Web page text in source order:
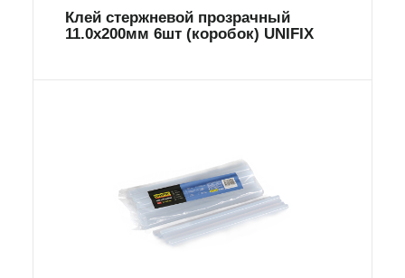
Клей стержневой прозрачный
11.0х200мм 6шт (коробок) UNIFIX